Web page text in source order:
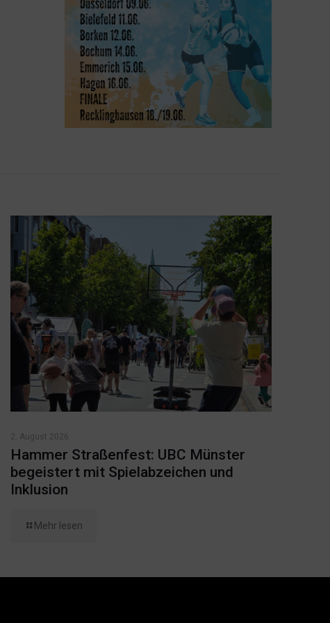
2. August 2026
Hammer Straßenfest: UBC Münster
begeistert mit Spielabzeichen und
Inklusion
Mehr lesen